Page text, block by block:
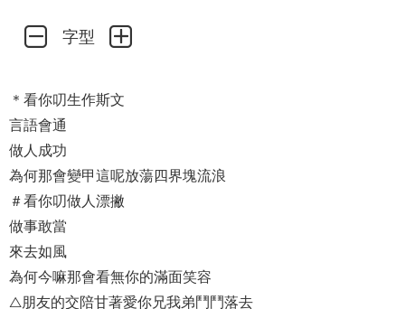
字型
＊看你叨生作斯文
言語會通
做人成功
為何那會變甲這呢放蕩四界塊流浪
＃看你叨做人漂撇
做事敢當
來去如風
為何今嘛那會看無你的滿面笑容
△朋友的交陪甘著愛你兄我弟鬥鬥落去